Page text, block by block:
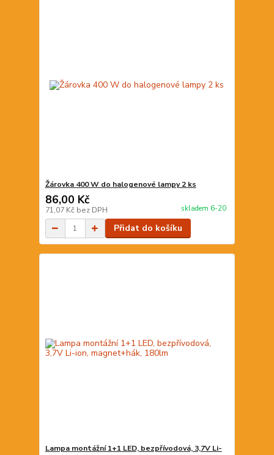
Žárovka 400 W do halogenové lampy 2 ks
86,00 Kč
71,07 Kč bez DPH skladem 6-20
Přidat do košíku
Lampa montážní 1+1 LED, bezpřívodová, 3,7V Li-